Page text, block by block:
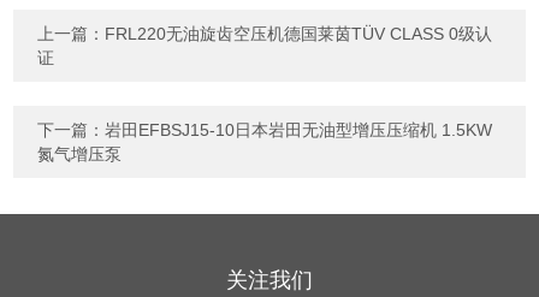
上一篇： FRL220无油旋齿空压机德国莱茵TÜV CLASS 0级认
证
下一篇：岩田EFBSJ15-10日本岩田无油型增压压缩机 1.5KW
氮气增压泵
关注我们